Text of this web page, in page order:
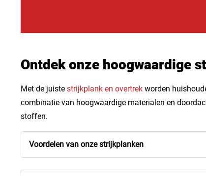
Ontdek onze hoogwaardige
Met de juiste strijkplank en overtrek worden
combinatie van hoogwaardige materialen en
stoffen.
Voordelen van onze strijkplanken